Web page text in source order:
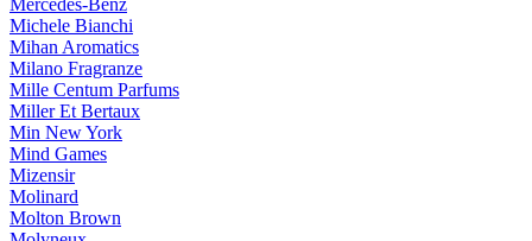
Mercedes-Benz
Michele Bianchi
Mihan Aromatics
Milano Fragranze
Mille Centum Parfums
Miller Et Bertaux
Min New York
Mind Games
Mizensir
Molinard
Molton Brown